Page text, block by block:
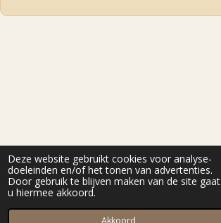
Deze website gebruikt cookies voor analyse-
doeleinden en/of het tonen van advertenties.
Door gebruik te blijven maken van de site gaat
u hiermee akkoord.
Akkoord